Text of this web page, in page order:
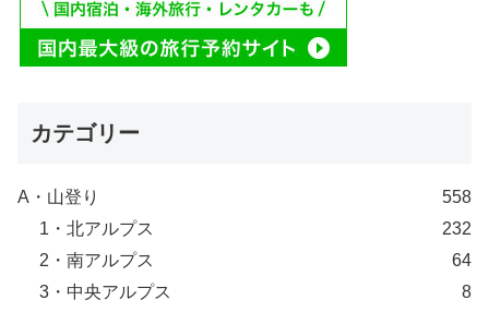
カテゴリー
A・山登り
558
1・北アルプス
232
2・南アルプス
64
3・中央アルプス
8